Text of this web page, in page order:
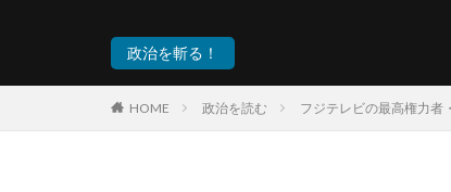
政治を斬る！
HOME 政治を読む フジテレビの最高権力者